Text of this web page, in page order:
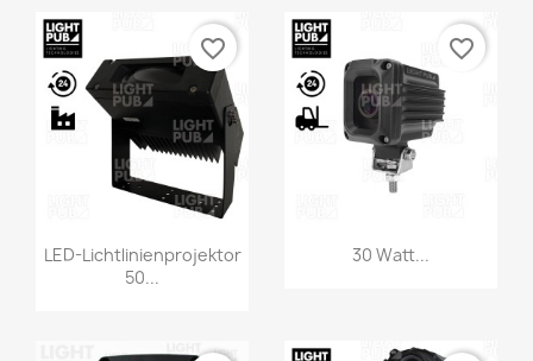
LED-Lichtlinienprojektor
50...
favorite_border
30 Watt...
favorite_border